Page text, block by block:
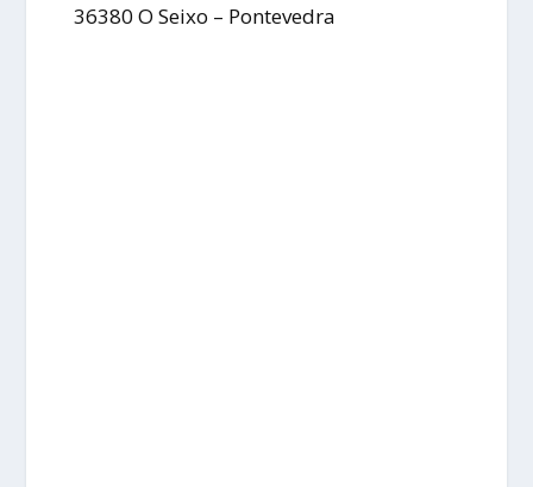
36380 O Seixo – Pontevedra